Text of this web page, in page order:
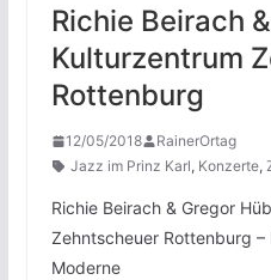
Richie Beirach
Kulturzentrum
Rottenburg
12/05/2018
RainerOrtag
Jazz im Prinz Karl, Konzerte,
Richie Beirach & Gregor
Zehntscheuer Rottenburg
Moderne